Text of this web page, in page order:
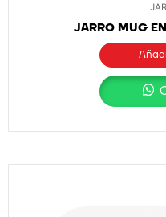
JARRO MUG